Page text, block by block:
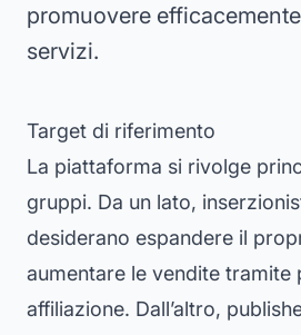
promuovere
servizi.
Target di riferimento
La piattaforma si rivolge
gruppi. Da un lato,
desiderano espandere il
aumentare le vendite tramite
affiliazione. Dall’altro,